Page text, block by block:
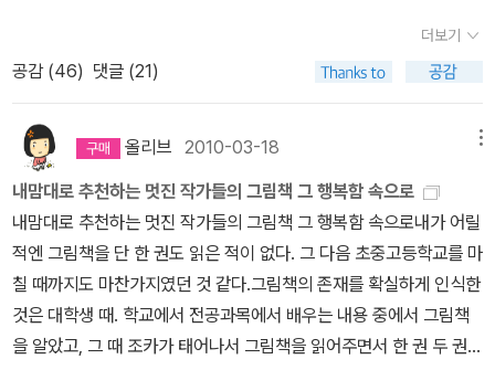
을 짓도록 곁에서 물끄러미 지켜보면서 북돋울 수 있어야겠다고 생각
머물지 말고, 내 슬기를 한결 새롭게 가다듬거나 가꿀 줄 알아야겠다
고 생각해요. 토끼하고 어깨동무를 하는 여우처럼, 나는 앞으로 너그
러우면서 따스한 품이 되자고 다짐합니다. 2016.7.26.불.ㅅㄴㄹ(숲
노래/최종규 - 시골 아버지 그림책 읽기)
하고, 엄마는 기적이 일어났다고 감격했지. 그런데 어느 날부터 이상
한 일이 벌어졌대. 한밤중에 들판에 나가 보면 팔짝팔짝 뛰면서 정신
없이 노는 그림자 두 개가 보앤대~ 하는 토끼 같고 하는 여우 같다나
~~ ^^글쎄, 어린이들은 먹는것보다 친구가 더 좋을까?
저씨가 방마다 살펴보니 1.2층에 똥을 싸 놓은 방이 여럿이었단다.주
인 아저씨는 누가 들어왔었나 CCTV를 돌려보고.... 딸아이는 똥을
치우고 뭔가 없어진 게 있을까 샅샅이 살펴봤지만 노트북이랑 돈이
될 만한 건 하나도 없어진 게 없이 똥만 싸 놓아서갑자기 무서운 생각
이 들어 도저히 00에 있을 수 없어 무작정 집으로 내려왔단다. 뭔 이
런 똥 같은 경우가 있는가? 집이란 이렇게 무작정 내려와 안길 수 있
는 곳이다.원래 우리 모녀가 좀 무심하긴 하지만, 제 앞가림 잘 하고
살거라 믿기 때문에무소식이 희소식이라 믿고 지낸다.오랜만에 만난
언니와 이야기 한다고 막내도 기숙사에 들어가지 않았고,놀다 들어온
아들녀석도 제 누나의 깜짝 출현에 놀라 밤새 이야기꽃을 피웠다. 아
침에 막내를 기숙사로 보내고 다시 잠들었는데, 서재방에서 뭔 소리
더보기
공감 (46) 댓글 (21)
올리브 2010-03-18
내맘대로 추천하는 멋진 작가들의 그림책 그 행복함 속으로
내맘대로 추천하는 멋진 작가들의 그림책 그 행복함 속으로내가 어릴
적엔 그림책을 단 한 권도 읽은 적이 없다. 그 다음 초중고등학교를 마
칠 때까지도 마찬가지였던 것 같다.그림책의 존재를 확실하게 인식한
것은 대학생 때. 학교에서 전공과목에서 배우는 내용 중에서 그림책
을 알았고, 그 때 조카가 태어나서 그림책을 읽어주면서 한 권 두 권